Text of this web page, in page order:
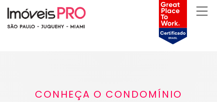
CONHEÇA O CONDOMÍNIO